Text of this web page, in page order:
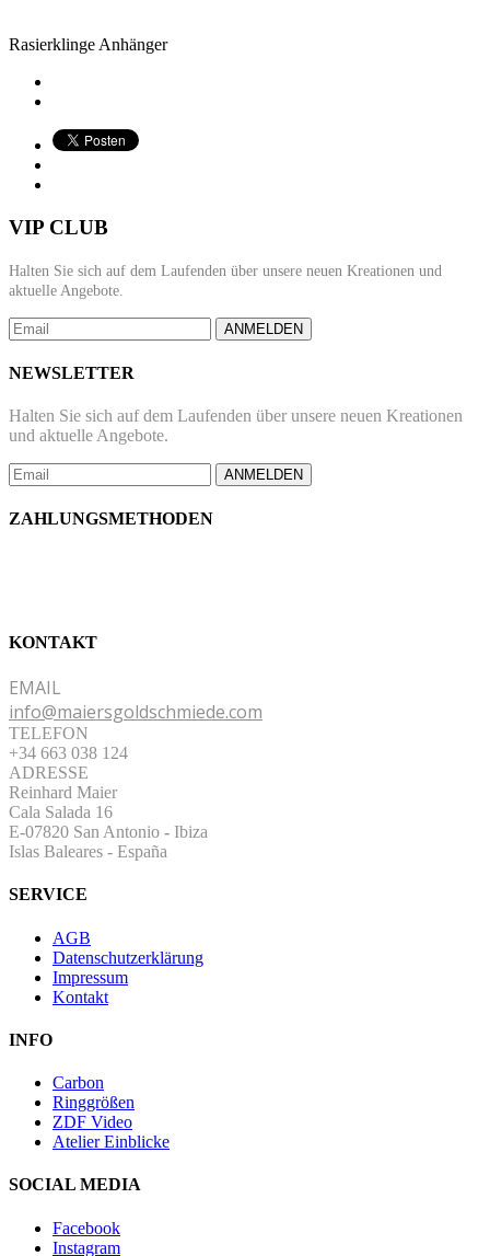
Rasierklinge Anhänger
VIP CLUB
Halten Sie sich auf dem Laufenden über unsere neuen Kreationen und
aktuelle Angebote.
ANMELDEN
NEWSLETTER
Halten Sie sich auf dem Laufenden über unsere neuen Kreationen
und aktuelle Angebote.
ANMELDEN
ZAHLUNGSMETHODEN
KONTAKT
EMAIL
info@maiersgoldschmiede.com
TELEFON
+34 663 038 124
ADRESSE
Reinhard Maier
Cala Salada 16
E-07820 San Antonio - Ibiza
Islas Baleares - España
SERVICE
AGB
Datenschutzerklärung
Impressum
Kontakt
INFO
Carbon
Ringgrößen
ZDF Video
Atelier Einblicke
SOCIAL MEDIA
Facebook
Instagram